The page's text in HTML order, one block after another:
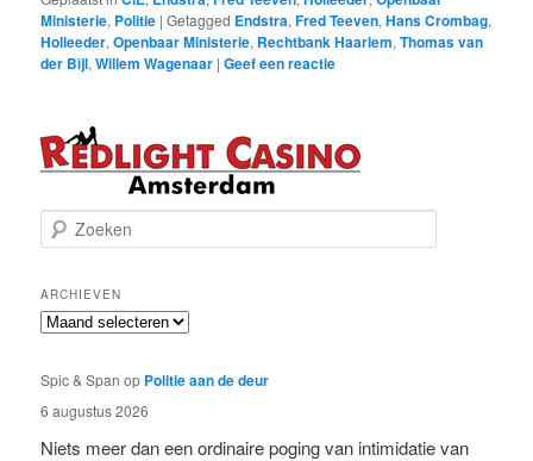
Ministerie, Politie |Getagged Endstra,Fred Teeven,Hans Crombag,
Holleeder,Openbaar Ministerie, Rechtbank Haarlem,Thomas van
der Bijl,Willem Wagenaar |Geef een reactie
o
k
e
n
ARCHIEVEN
Archieven
Spic & Span op Politie aan de deur
6 augustus 2026
Niets meer dan een ordinaire poging van intimidatie van